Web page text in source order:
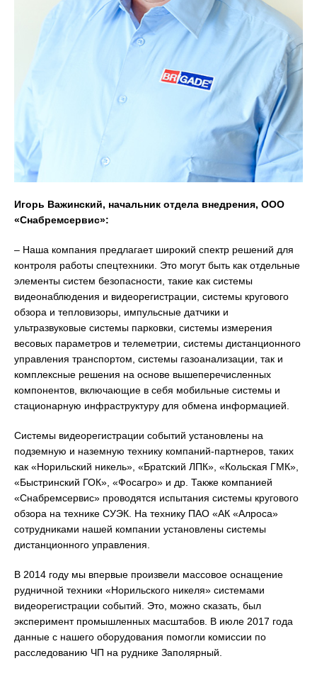
Игорь Важинский, начальник отдела внедрения, ООО
«Снабремсервис»:
– Наша компания предлагает широкий спектр решений для
контроля работы спецтехники. Это могут быть как отдельные
элементы систем безопасности, такие как системы
видеонаблюдения и видеорегистрации, системы кругового
обзора и тепловизоры, импульсные датчики и
ультразвуковые системы парковки, системы измерения
весовых параметров и телеметрии, системы дистанционного
управления транспортом, системы газоанализации, так и
комплексные решения на основе вышеперечисленных
компонентов, включающие в себя мобильные системы и
стационарную инфраструктуру для обмена информацией.
Системы видеорегистрации событий установлены на
подземную и наземную технику компаний-партнеров, таких
как «Норильский никель», «Братский ЛПК», «Кольская ГМК»,
«Быстринский ГОК», «Фосагро» и др. Также компанией
«Снабремсервис» проводятся испытания системы кругового
обзора на технике СУЭК. На технику ПАО «АК «Алроса»
сотрудниками нашей компании установлены системы
дистанционного управления.
В 2014 году мы впервые произвели массовое оснащение
рудничной техники «Норильского никеля» системами
видеорегистрации событий. Это, можно сказать, был
эксперимент промышленных масштабов. В июле 2017 года
данные с нашего оборудования помогли комиссии по
расследованию ЧП на руднике Заполярный.